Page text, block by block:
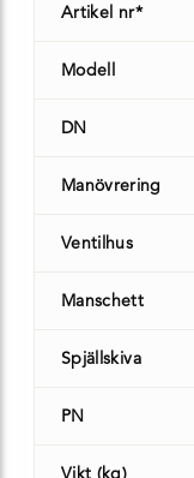
Artikel nr*
Modell
DN
Manövrering
Ventilhus
Manschett
Spjällskiva
PN
Vikt (kg)